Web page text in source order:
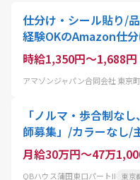
仕分け・シール貼り/
経験OKのAmazon仕
時給1,350円～1,688円
「ノルマ・歩合制な
師募集」/カラーなし/
月給30万円～47万
QBハウス蒲田東口パートII 東京